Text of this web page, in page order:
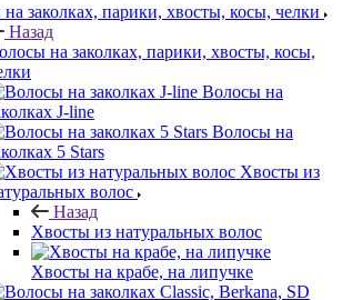
заколках, парики, хвосты, косы, челки
Назад
на заколках, парики, хвосты, косы,
Волосы на
J-line
Волосы на
5 Stars
Хвосты из
волос
Назад
Хвосты из натуральных волос
Хвосты на крабе, на липучке